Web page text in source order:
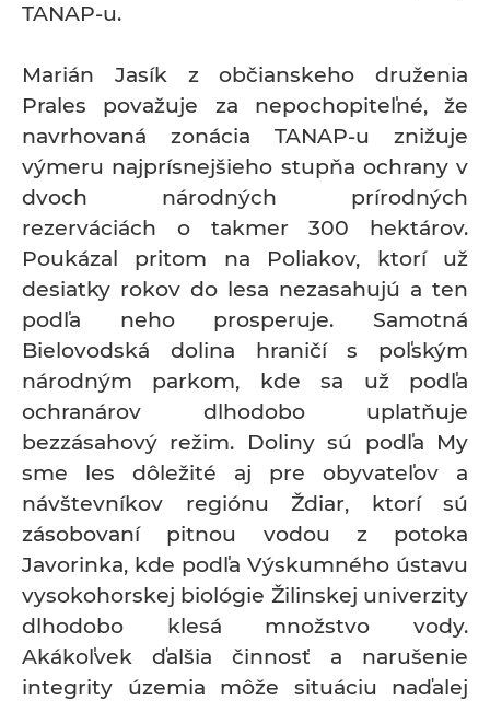
TANAP-u.
Marián Jasík z občianskeho druženia
Prales považuje za nepochopiteľné, že
navrhovaná zonácia TANAP-u znižuje
výmeru najprísnejšieho stupňa ochrany v
dvoch národných prírodných
rezerváciách o takmer 300 hektárov.
Poukázal pritom na Poliakov, ktorí už
desiatky rokov do lesa nezasahujú a ten
podľa neho prosperuje. Samotná
Bielovodská dolina hraničí s poľským
národným parkom, kde sa už podľa
ochranárov dlhodobo uplatňuje
bezzásahový režim. Doliny sú podľa My
sme les dôležité aj pre obyvateľov a
návštevníkov regiónu Ždiar, ktorí sú
zásobovaní pitnou vodou z potoka
Javorinka, kde podľa Výskumného ústavu
vysokohorskej biológie Žilinskej univerzity
dlhodobo klesá množstvo vody.
Akákoľvek ďalšia činnosť a narušenie
integrity územia môže situáciu naďalej